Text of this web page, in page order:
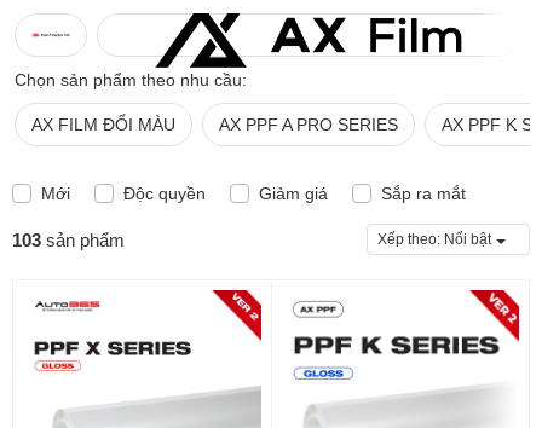
Chọn sản phẩm theo nhu cầu:
AX FILM ĐỔI MÀU AX PPF A PRO SERIES AX PPF K
Mới Độc quyền Giảm giá Sắp ra mắt
103 sản phẩm Xếp theo: Nổi bật